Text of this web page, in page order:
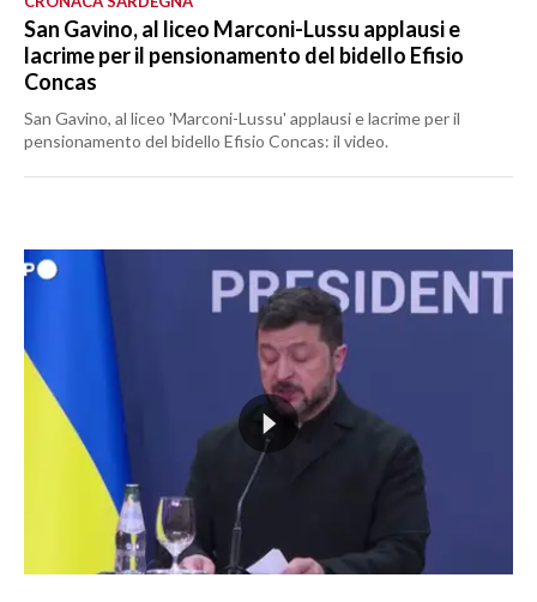
San Gavino, al liceo Marconi-Lussu applausi e
lacrime per il pensionamento del bidello Efisio
Concas
San Gavino, al liceo 'Marconi-Lussu' applausi e lacrime per il
pensionamento del bidello Efisio Concas: il video.